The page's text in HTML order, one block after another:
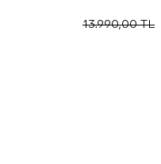
13.990,00TL